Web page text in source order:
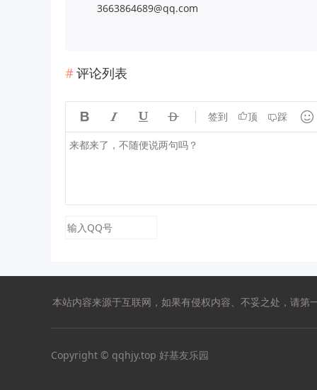
3663864689@qq.com
评论列表
    签到 顶 踩 
本站内容来源于互联网，如果有侵权内容、不妥之处，请
Copyright © qqhjy.top 好基友乐园